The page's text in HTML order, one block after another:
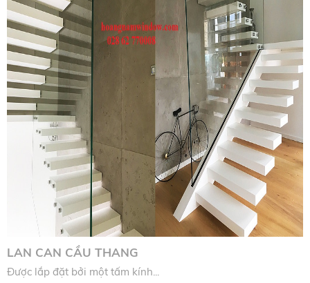
LAN CAN CẦU THANG
Được lắp đặt bởi một tấm kính...